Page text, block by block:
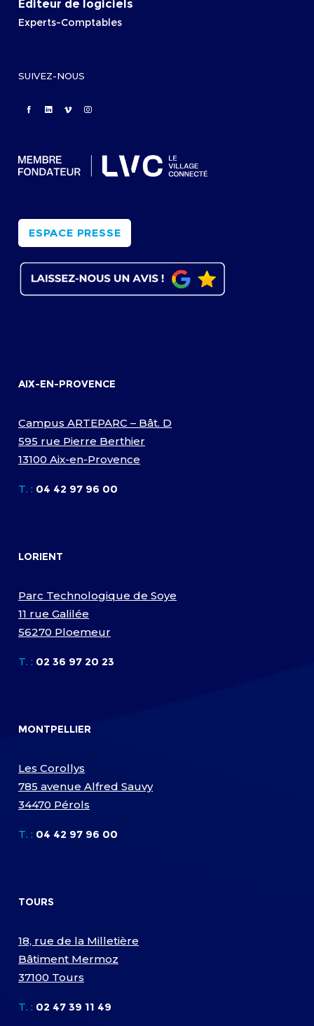
Éditeur de logiciels
Experts-Comptables
SUIVEZ-NOUS
ESPACE PRESSE
AIX-EN-PROVENCE
Campus ARTEPARC – Bât. D
595 rue Pierre Berthier
13100 Aix-en-Provence
T. : 04 42 97 96 00
LORIENT
Parc Technologique de Soye
11 rue Galilée
56270 Ploemeur
T. : 02 36 97 20 23
MONTPELLIER
Les Corollys
785 avenue Alfred Sauvy
34470 Pérols
T. : 04 42 97 96 00
TOURS
18, rue de la Milletière
Bâtiment Mermoz
37100 Tours
T. : 02 47 39 11 49